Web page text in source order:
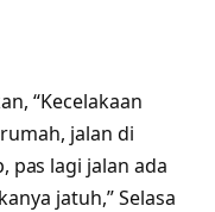
“Kecelakaan
jalan di
pas lagi jalan ada
jatuh,” Selasa